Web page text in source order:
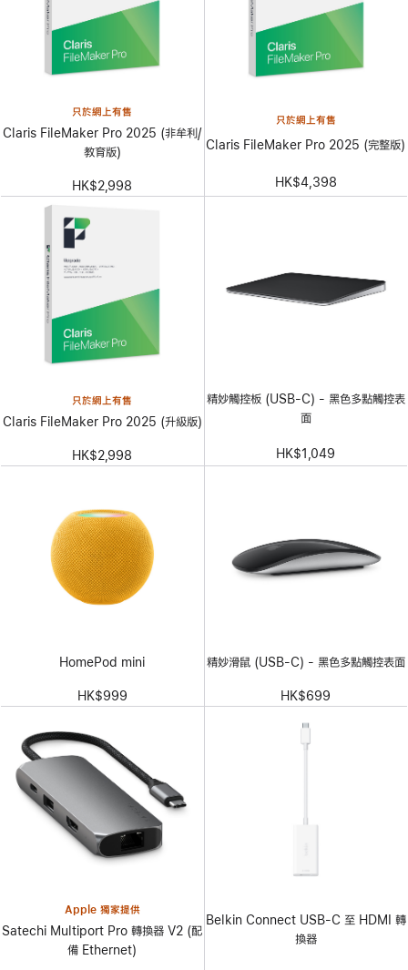
只於網上有售
Claris FileMaker Pro 2025 (非牟利/
教育版)
HK$2,998
只於網上有售
Claris FileMaker Pro 2025 (完整版)
HK$4,398
只於網上有售
Claris FileMaker Pro 2025 (升級版)
HK$2,998
精妙觸控板 (USB-C) - 黑色多點觸控表
面
HK$1,049
HomePod mini
HK$999
精妙滑鼠 (USB-C) - 黑色多點觸控表面
HK$699
Apple 獨家提供
Satechi Multiport Pro 轉換器 V2 (配
備 Ethernet)
Belkin Connect USB-C 至 HDMI 轉
換器